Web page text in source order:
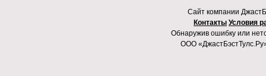
Cайт компании
Контакты Условия
Обнаружив ошибку или
ООО